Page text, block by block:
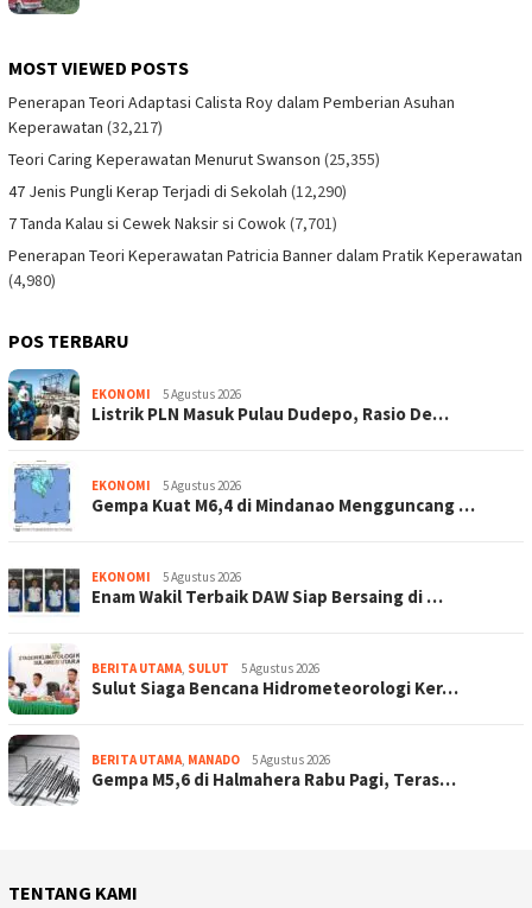
MOST VIEWED POSTS
Penerapan Teori Adaptasi Calista Roy dalam Pemberian Asuhan
Keperawatan (32,217)
Teori Caring Keperawatan Menurut Swanson (25,355)
47 Jenis Pungli Kerap Terjadi di Sekolah (12,290)
7 Tanda Kalau si Cewek Naksir si Cowok(7,701)
Penerapan Teori Keperawatan Patricia Banner dalam Pratik Keperawatan
(4,980)
POS TERBARU
EKONOMI 5 Agustus 2026
Listrik PLN Masuk Pulau Dudepo, Rasio De…
EKONOMI 5 Agustus 2026
Gempa Kuat M6,4 di Mindanao Mengguncang …
EKONOMI 5 Agustus 2026
Enam Wakil Terbaik DAW Siap Bersaing di …
BERITA UTAMA SULUT 5 Agustus 2026
Sulut Siaga Bencana Hidrometeorologi Ker…
BERITA UTAMA MANADO 5 Agustus 2026
Gempa M5,6 di Halmahera Rabu Pagi, Teras…
TENTANG KAMI